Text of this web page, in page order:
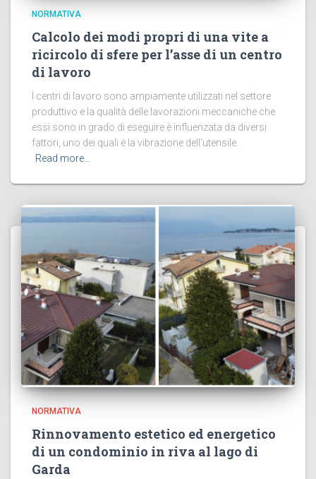
NORMATIVA
Calcolo dei modi propri di una vite a
ricircolo di sfere per l’asse di un centro
di lavoro
I centri di lavoro sono ampiamente utilizzati nel settore
produttivo e la qualità delle lavorazioni meccaniche che
essi sono in grado di eseguire è influenzata da diversi
fattori, uno dei quali è la vibrazione dell’utensile.
Read more…
NORMATIVA
Rinnovamento estetico ed energetico
di un condominio in riva al lago di
Garda